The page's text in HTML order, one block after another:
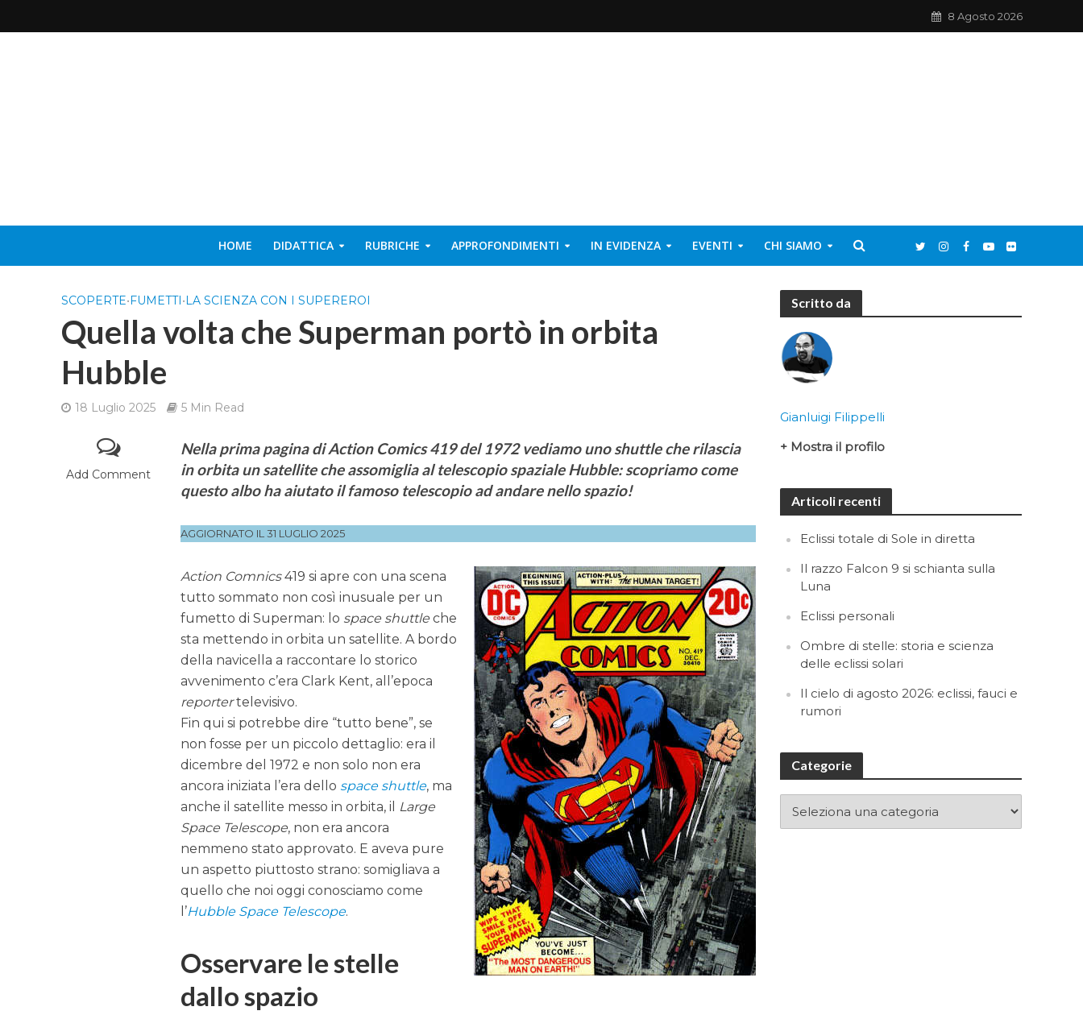
8 Agosto 2026
HOME DIDATTICA RUBRICHE APPROFONDIMENTI IN EVIDENZA EVENTI CHI SIAMO
SCOPERTE•FUMETTI•LA SCIENZA CON I SUPEREROI
Quella volta che Superman portò in orbita
Hubble
18 Luglio 2025 5 Min Read
Add Comment
Nella prima pagina di Action Comics 419 del 1972 vediamo uno shuttle che rilascia
in orbita un satellite che assomiglia al telescopio spaziale Hubble: scopriamo come
questo albo ha aiutato il famoso telescopio ad andare nello spazio!
AGGIORNATO IL 31 LUGLIO 2025
Action Comnics419 si apre con una scena
tutto sommato non così inusuale per un
fumetto di Superman: lo space shuttle che
sta mettendo in orbita un satellite. A bordo
della navicella a raccontare lo storico
avvenimento c’era Clark Kent, all’epoca
reportertelevisivo.
Fin qui si potrebbe dire “tutto bene”, se
non fosse per un piccolo dettaglio: era il
dicembre del 1972 e non solo non era
ancora iniziata l’era dello space shuttle, ma
anche il satellite messo in orbita, il Large
Space Telescope, non era ancora
nemmeno stato approvato. E aveva pure
un aspetto piuttosto strano: somigliava a
quello che noi oggi conosciamo come
l’Hubble Space Telescope.
Osservare le stelle
dallo spazio
Scritto da
Gianluigi Filippelli
+ Mostra il profilo
Articoli recenti
Eclissi totale di Sole in diretta
Il razzo Falcon 9 si schianta sulla
Luna
Eclissi personali
Ombre di stelle: storia e scienza
delle eclissi solari
Il cielo di agosto 2026: eclissi, fauci e
rumori
Categorie